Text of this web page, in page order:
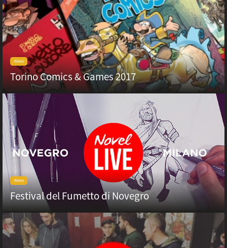
News
Torino Comics & Games 2017
News
Festival del Fumetto di Novegro